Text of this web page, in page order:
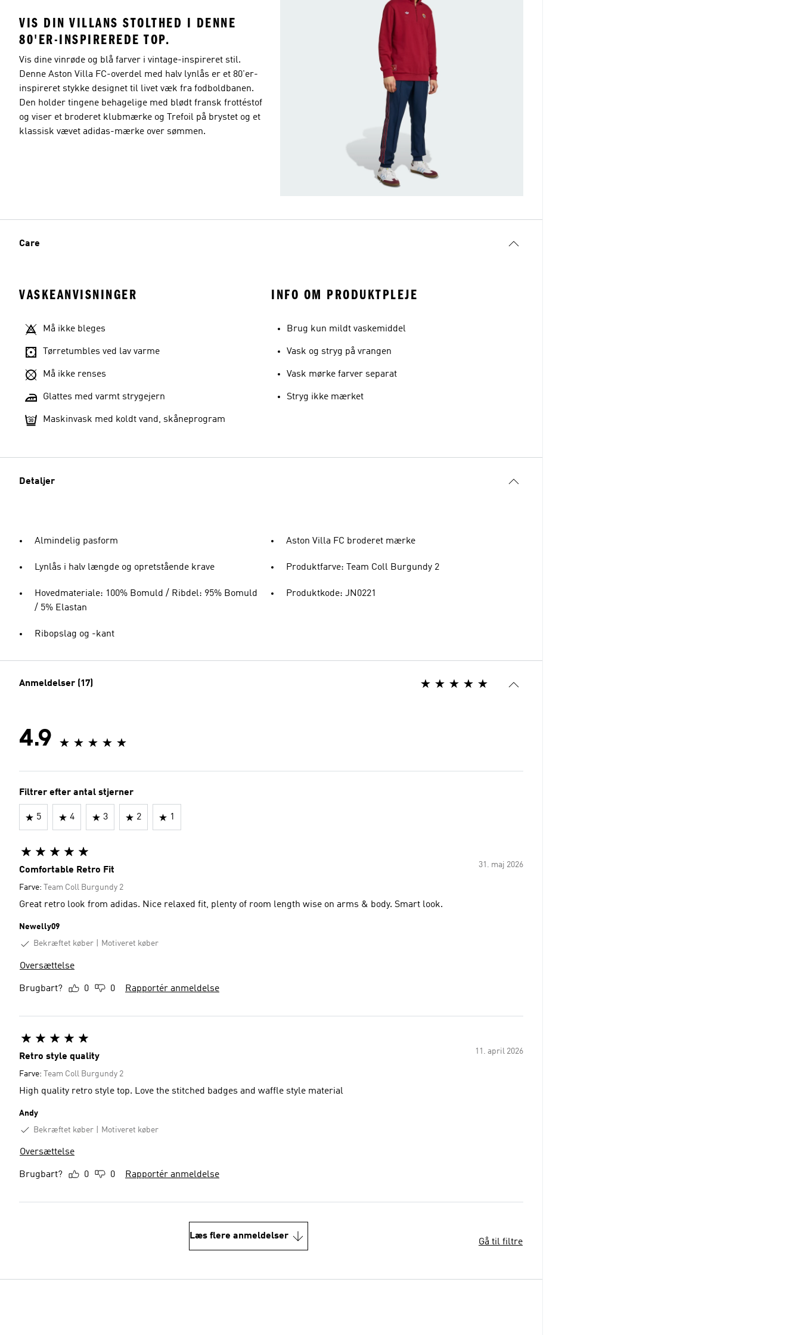
VIS DIN VILLANS STOLTHED I DENNE
80'ER-INSPIREREDE TOP.
Vis dine vinrøde og blå farver i vintage-inspireret stil.
Denne Aston Villa FC-overdel med halv lynlås er et 80'er-
inspireret stykke designet til livet væk fra fodboldbanen.
Den holder tingene behagelige med blødt fransk frottéstof
og viser et broderet klubmærke og Trefoil på brystet og et
klassisk vævet adidas-mærke over sømmen.
Care
VASKEANVISNINGER
Må ikke bleges
Tørretumbles ved lav varme
Må ikke renses
Glattes med varmt strygejern
Maskinvask med koldt vand, skåneprogram
INFO OM PRODUKTPLEJE
Brug kun mildt vaskemiddel
Vask og stryg på vrangen
Vask mørke farver separat
Stryg ikke mærket
Detaljer
Almindelig pasform
Lynlås i halv længde og opretstående krave
Hovedmateriale: 100% Bomuld / Ribdel: 95% Bomuld
/ 5% Elastan
Ribopslag og -kant
Aston Villa FC broderet mærke
Produktfarve: Team Coll Burgundy 2
Produktkode: JN0221
Anmeldelser (17)
4.9
Filtrer efter antal stjerner
5 4 3 2 1
31. maj 2026
Comfortable Retro Fit
Farve: Team Coll Burgundy 2
Great retro look from adidas. Nice relaxed fit, plenty of room length wise on arms & body. Smart look.
Newelly09
Bekræftet køber
Motiveret køber
Oversættelse
Brugbart? 0 0 Rapportér anmeldelse
11. april 2026
Retro style quality
Farve: Team Coll Burgundy 2
High quality retro style top. Love the stitched badges and waffle style material
Andy
Bekræftet køber
Motiveret køber
Oversættelse
Brugbart? 0 0 Rapportér anmeldelse
Læs flere anmeldelser
Gå til filtre